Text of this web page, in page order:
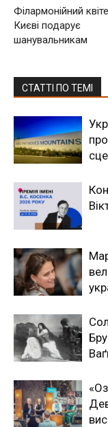
Філармонійний
Києві подарує
шанувальникам
СТАТТІ ПО ТЕМІ